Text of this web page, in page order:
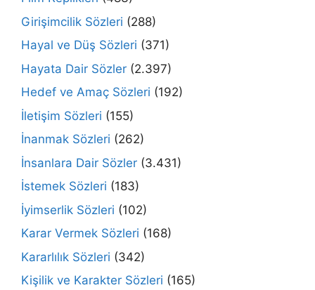
Girişimcilik Sözleri (288)
Hayal ve Düş Sözleri (371)
Hayata Dair Sözler (2.397)
Hedef ve Amaç Sözleri (192)
İletişim Sözleri (155)
İnanmak Sözleri (262)
İnsanlara Dair Sözler (3.431)
İstemek Sözleri (183)
İyimserlik Sözleri (102)
Karar Vermek Sözleri (168)
Kararlılık Sözleri (342)
Kişilik ve Karakter Sözleri (165)